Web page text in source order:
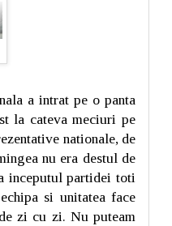
a intrat pe o panta
la cateva meciuri pe
nationale, de
nu era destul de
inceputul partidei toti
si unitatea face
zi cu zi. Nu puteam